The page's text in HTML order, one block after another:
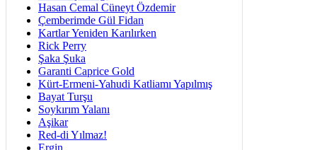
Hasan Cemal Cüneyt Özdemir
Çemberimde Gül Fidan
Kartlar Yeniden Karılırken
Rick Perry
Şaka Şuka
Garanti Caprice Gold
Kürt-Ermeni-Yahudi Katliamı Yapılmış
Bayat Turşu
Soykırım Yalanı
Aşikar
Red-di Yılmaz!
Ergin